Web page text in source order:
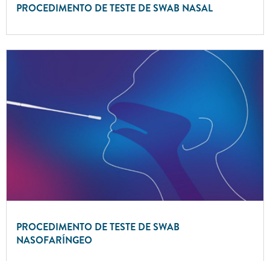
PROCEDIMENTO DE TESTE DE SWAB NASAL
PROCEDIMENTO DE TESTE DE SWAB
NASOFARÍNGEO